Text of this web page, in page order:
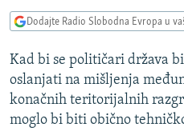
Pređite
pretragu
VIZUELNO
VIDEO
FOTOGALERIJE
INFOGRAFIKE
PODCASTI
RAT U UKRAJINI
KINA NA BALKANU
Dodajte Radio Slobodna Evropa u
Kad bi se političari država
oslanjati na mišljenja
konačnih teritorijalnih
moglo bi biti obično